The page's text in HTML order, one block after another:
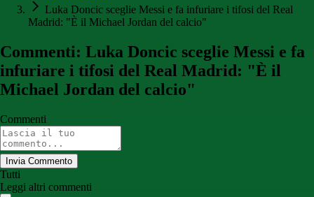
Luka Doncic sceglie Messi e fa infuriare i tifosi del Real
Madrid: "È il Michael Jordan del calcio"
Commenti: Luka Doncic sceglie Messi e fa
infuriare i tifosi del Real Madrid: "È il
Michael Jordan del calcio"
Commenti
Invia Commento
Tutti
Leggi altri commenti